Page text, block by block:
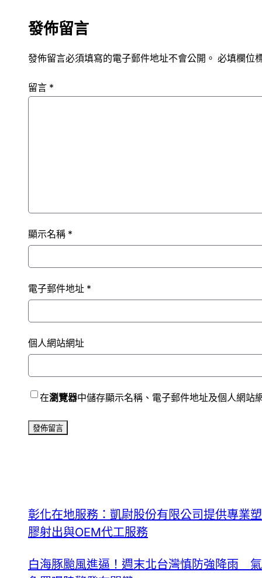
發佈留言
發佈留言必須填寫的電子郵件地址不會公開。 必填欄位
留言 *
顯示名稱 *
電子郵件地址 *
個人網站網址
在瀏覽器中儲存顯示名稱、電子郵件地址及個人網站
彰化在地服務：凱尉股份有限公司提供專業塑
膠射出與OEM代工服務
白海豚颱風進逼！週末北台灣慎防強降雨 氣